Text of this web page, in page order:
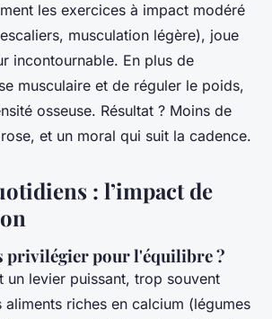
les exercices à impact modéré
musculation légère), joue
incontournable. En plus de
musculaire et de réguler le poids,
osseuse. Résultat ? Moins de
et un moral qui suit la cadence.
: l’impact de
privilégier pour l'équilibre ?
un levier puissant, trop souvent
aliments riches en calcium (légumes